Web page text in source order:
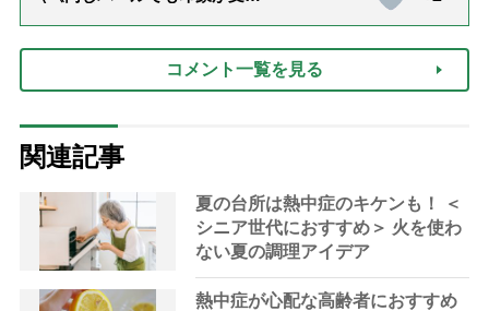
の夏ネックレス」上品＆涼しげ
に見せる4つの法則）
コメント一覧を見る
関連記事
夏の台所は熱中症のキケンも！ ＜
シニア世代におすすめ＞ 火を使わ
ない夏の調理アイデア
熱中症が心配な高齢者におすすめ